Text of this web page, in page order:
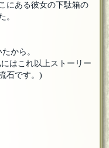
にある彼女の下駄箱の
。
から。
はこれ以上ストーリー
石です。)